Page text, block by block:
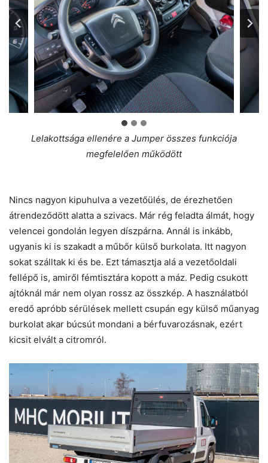
Lelakottsága ellenére a Jumper összes funkciója
megfelelően működött
Nincs nagyon kipuhulva a vezetőülés, de érezhetően
átrendeződött alatta a szivacs. Már rég feladta álmát, hogy
velencei gondolán legyen díszpárna. Annál is inkább,
ugyanis ki is szakadt a műbőr külső burkolata. Itt nagyon
sokat szálltak ki és be. Ezt támasztja alá a vezetőoldali
fellépő is, amiről fémtisztára kopott a máz. Pedig csukott
ajtóknál már nem olyan rossz az összkép. A használatból
eredő apróbb sérülések mellett csupán egy külső műanyag
burkolat akar búcsút mondani a bérfuvarozásnak, ezért
kicsit elvált a citromról.